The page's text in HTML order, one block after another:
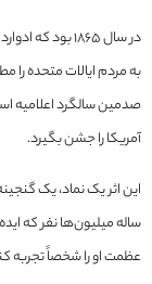
در سال 1865
به مردم ایالات متحده را
صدمین سالگرد اعلامیه
آمریکا را جشن بگیرد.
این اثر یک نماد، یک
ساله میلیون‌ها نفر که
عظمت او را شخصاً تجربه